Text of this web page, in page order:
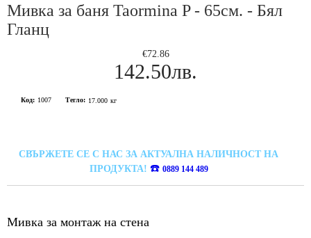
Мивка за баня Taormina P - 65см. - Бял
Гланц
€72.86
142.50лв.
Код: 1007 Тегло: 17.000 кг
СВЪРЖЕТЕ СЕ С НАС ЗА АКТУАЛНА НАЛИЧНОСТ НА
ПРОДУКТА! ☎️ 0889 144 489
Мивка за монтаж на стена